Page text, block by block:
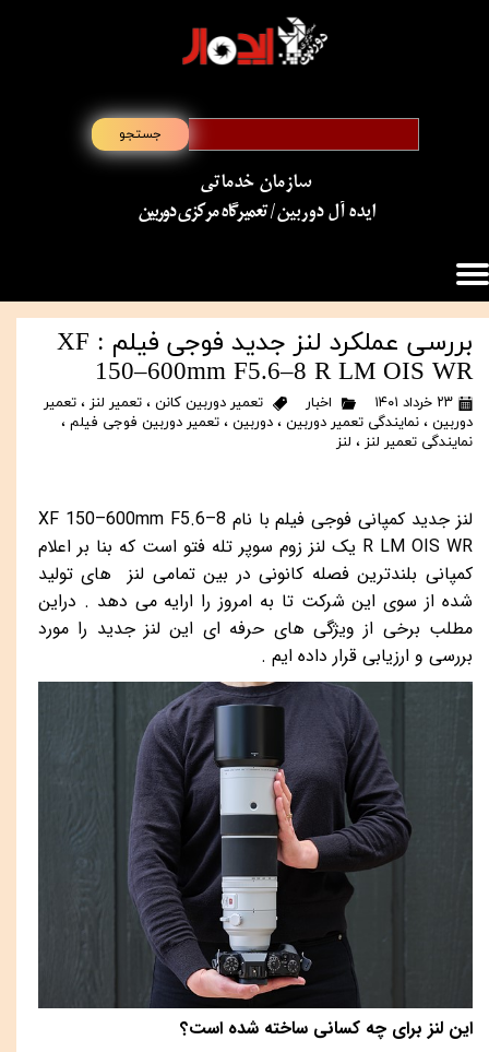
سازمان خدماتی
​​​​​​​ایده آل دوربین/ تعمیرگاه مرکزی دوربین
جستجو
بررسی عملکرد لنز جدید فوجی فیلم : XF
150–600mm F5.6–8 R LM OIS WR
۲۳ خرداد ۱۴۰۱ اخبار تعمیر دوربین کانن ، تعمیر لنز ، تعمیر
دوربین ، نمایندگی تعمیر دوربین ، دوربین ، تعمیر دوربین فوجی فیلم ،
نمایندگی تعمیر لنز ، لنز
لنز جدید کمپانی فوجی فیلم با نامXF 150–600mm F5.6–8
R LM OIS WR یک لنز زوم سوپر تله فتو است که بنا بر اعلام
کمپانی بلندترین فصله کانونی در بین تمامی لنز های تولید
شده از سوی این شرکت تا به امروز را ارایه می دهد . دراین
مطلب برخی از ویژگی های حرفه ای این لنز جدید را مورد
بررسی و ارزیابی قرار داده ایم .
این لنز برای چه کسانی ساخته شده است؟